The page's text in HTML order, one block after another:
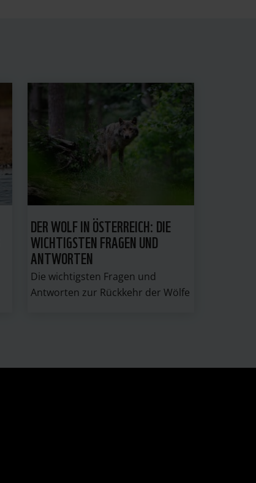
DER WOLF IN ÖSTERREICH: DIE
WICHTIGSTEN FRAGEN UND
ANTWORTEN
Die wichtigsten Fragen und
Antworten zur Rückkehr der Wölfe